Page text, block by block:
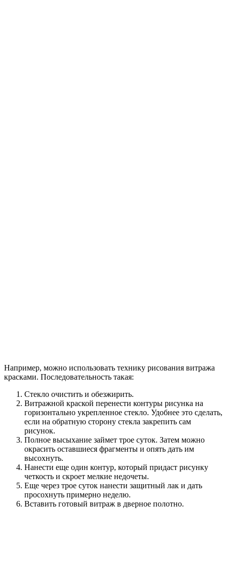
Например, можно использовать технику рисования витража
красками. Последовательность такая:
Стекло очистить и обезжирить.
Витражной краской перенести контуры рисунка на
горизонтально укрепленное стекло. Удобнее это сделать,
если на обратную сторону стекла закрепить сам
рисунок.
Полное высыхание займет трое суток. Затем можно
окрасить оставшиеся фрагменты и опять дать им
высохнуть.
Нанести еще один контур, который придаст рисунку
четкость и скроет мелкие недочеты.
Еще через трое суток нанести защитный лак и дать
просохнуть примерно неделю.
Вставить готовый витраж в дверное полотно.